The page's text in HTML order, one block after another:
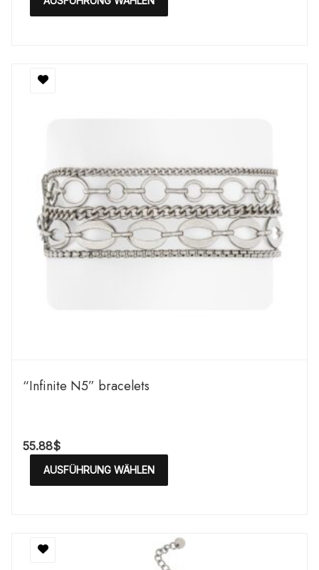
“Infinite N5” bracelets
55.88$
AUSFÜHRUNG WÄHLEN